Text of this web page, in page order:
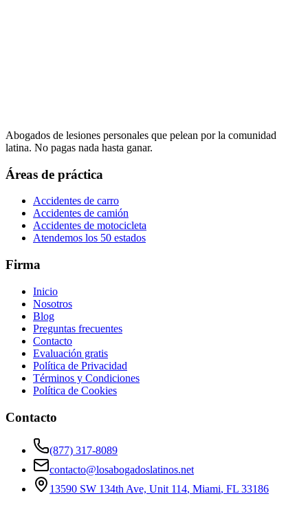
Abogados de lesiones personales que pelean por la comunidad
latina. No pagas nada hasta ganar.
Áreas de práctica
Accidentes de carro
Accidentes de camión
Accidentes de motocicleta
Atendemos los 50 estados
Firma
Inicio
Nosotros
Blog
Preguntas frecuentes
Contacto
Evaluación gratis
Política de Privacidad
Términos y Condiciones
Política de Cookies
Contacto
(877) 317-8089
contacto@losabogadoslatinos.net
13590 SW 134th Ave, Unit 114, Miami, FL 33186